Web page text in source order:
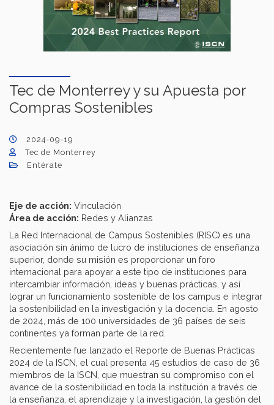
Tec de Monterrey y su Apuesta por
Compras Sostenibles
2024-09-19
Tec de Monterrey
Entérate
Eje de acción: Vinculación
Área de acción: Redes y Alianzas
La Red Internacional de Campus Sostenibles (RISC) es una
asociación sin ánimo de lucro de instituciones de enseñanza
superior, donde su misión es proporcionar un foro
internacional para apoyar a este tipo de instituciones para
intercambiar información, ideas y buenas prácticas, y así
lograr un funcionamiento sostenible de los campus e integrar
la sostenibilidad en la investigación y la docencia. En agosto
de 2024, más de 100 universidades de 36 países de seis
continentes ya forman parte de la red.
Recientemente fue lanzado el Reporte de Buenas Prácticas
2024 de la ISCN, el cual presenta 45 estudios de caso de 36
miembros de la ISCN, que muestran su compromiso con el
avance de la sostenibilidad en toda la institución a través de
la enseñanza, el aprendizaje y la investigación, la gestión del